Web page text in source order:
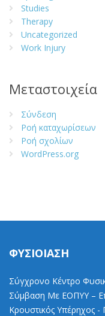
Studies
Therapy
Uncategorized
Work Injury
Μεταστοιχεία
Σύνδεση
Ροή καταχωρίσεων
Ροή σχολίων
WordPress.org
ΦΥΣΙΟΙΑΣΗ
Σύγχρονο Κέντρο
Σύμβαση Με ΕΟΠΥΥ –
Κρουστικός Υπέρηχος